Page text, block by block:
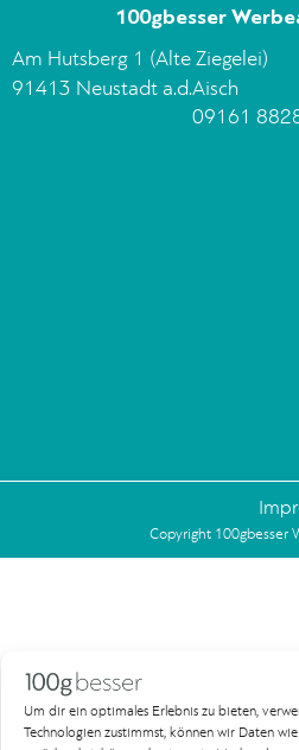
Um dir ein optimales Erlebnis zu bieten,
Technologien zustimmst, können wir Daten
100gbesser
Am Hutsberg 1 (Alte Ziegelei)
91413 Neustadt a.d.Aisch
09161
Copyright 100gbesser